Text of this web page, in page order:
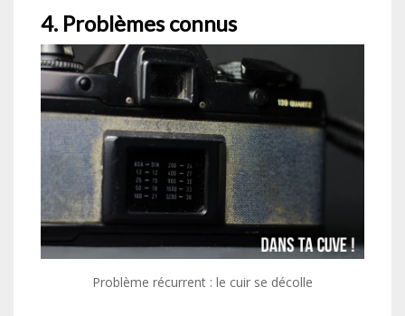
4. Problèmes connus
Problème récurrent : le cuir se décolle